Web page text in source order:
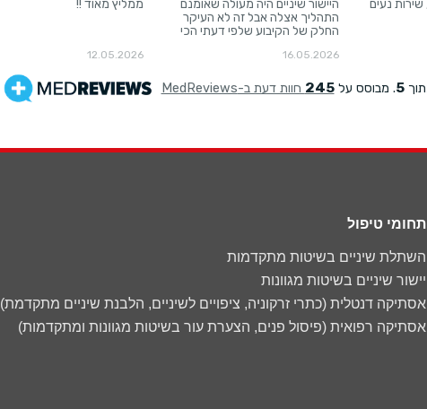
תחומי טיפול
השתלת שיניים בשיטות מתקדמות
יישור שיניים בשיטות מגוונות
אסתיקה דנטלית (כתרי זרקוניה, ציפויים לשיניים, הלבנת שיניים מתקדמת)
אסתיקה רפואית (פיסול פנים, הצערת עור בשיטות מגוונות ומתקדמות)